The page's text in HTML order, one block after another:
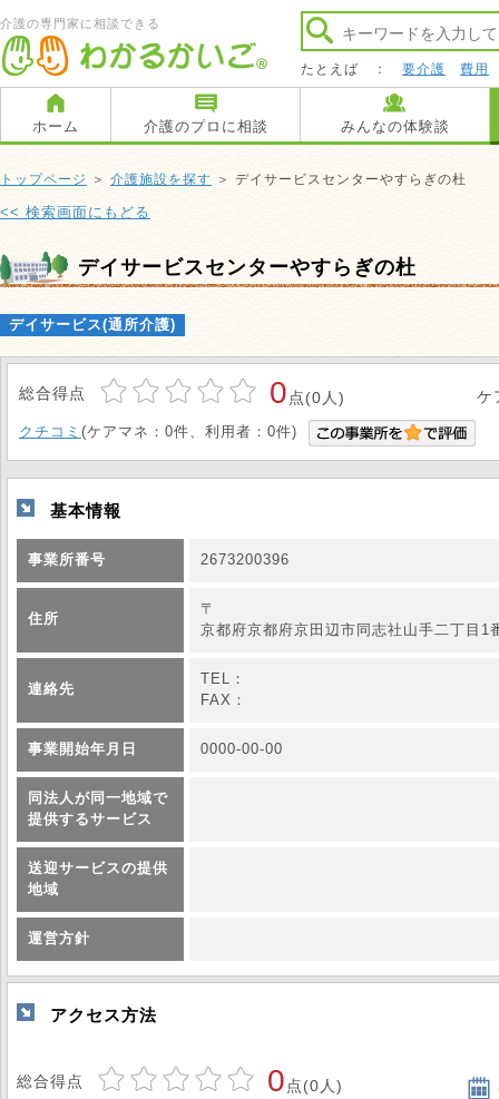
介護の専門家に相談できる
たとえば ： 要介護 費用
ホーム 介護のプロに相談 みんなの体験談
トップページ ＞ 介護施設を探す ＞ デイサービスセンターやすらぎの杜
<< 検索画面にもどる
デイサービスセンターやすらぎの杜
デイサービス(通所介護)
総合得点 0 点(0人) ケ
クチコミ (ケアマネ：0件、利用者：0件)
基本情報
事業所番号 2673200396
住所
〒
京都府京都府京田辺市同志社山手二丁目1
連絡先
TEL：
FAX：
事業開始年月日 0000-00-00
同法人が同一地域で
提供するサービス
送迎サービスの提供
地域
運営方針
アクセス方法
総合得点 0 点(0人)